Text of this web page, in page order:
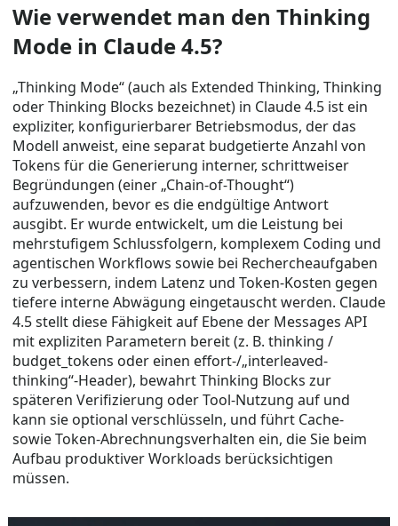
Wie verwendet man den Thinking
Mode in Claude 4.5?
„Thinking Mode“ (auch als Extended Thinking, Thinking
oder Thinking Blocks bezeichnet) in Claude 4.5 ist ein
expliziter, konfigurierbarer Betriebsmodus, der das
Modell anweist, eine separat budgetierte Anzahl von
Tokens für die Generierung interner, schrittweiser
Begründungen (einer „Chain-of-Thought“)
aufzuwenden, bevor es die endgültige Antwort
ausgibt. Er wurde entwickelt, um die Leistung bei
mehrstufigem Schlussfolgern, komplexem Coding und
agentischen Workflows sowie bei Rechercheaufgaben
zu verbessern, indem Latenz und Token-Kosten gegen
tiefere interne Abwägung eingetauscht werden. Claude
4.5 stellt diese Fähigkeit auf Ebene der Messages API
mit expliziten Parametern bereit (z. B. thinking /
budget_tokens oder einen effort-/„interleaved-
thinking“-Header), bewahrt Thinking Blocks zur
späteren Verifizierung oder Tool-Nutzung auf und
kann sie optional verschlüsseln, und führt Cache-
sowie Token-Abrechnungsverhalten ein, die Sie beim
Aufbau produktiver Workloads berücksichtigen
müssen.